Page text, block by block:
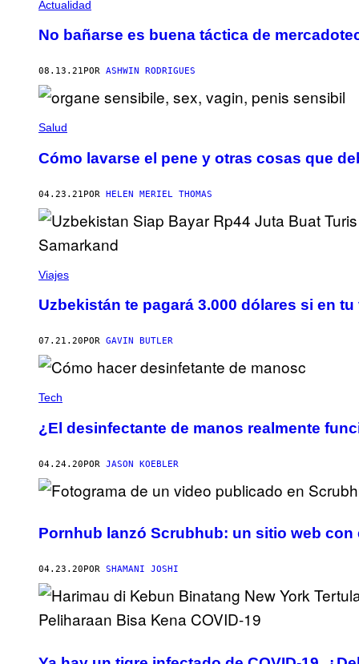
Actualidad
No bañarse es buena táctica de
08.13.21 POR ASHWIN RODRIGUES
Salud
Cómo lavarse el pene y otras cosas que
04.23.21 POR HELEN MERIEL THOMAS
Viajes
Uzbekistán te pagará 3.000 dólares si en
07.21.20 POR GAVIN BUTLER
Tech
¿El desinfectante de manos realmente
04.24.20POR JASON KOEBLER
Pornhub lanzó Scrubhub: un sitio web
04.23.20 POR SHAMANI JOSHI